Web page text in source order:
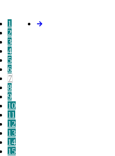
1
2
3
4
5
6
7
8
9
10
11
12
13
14
15